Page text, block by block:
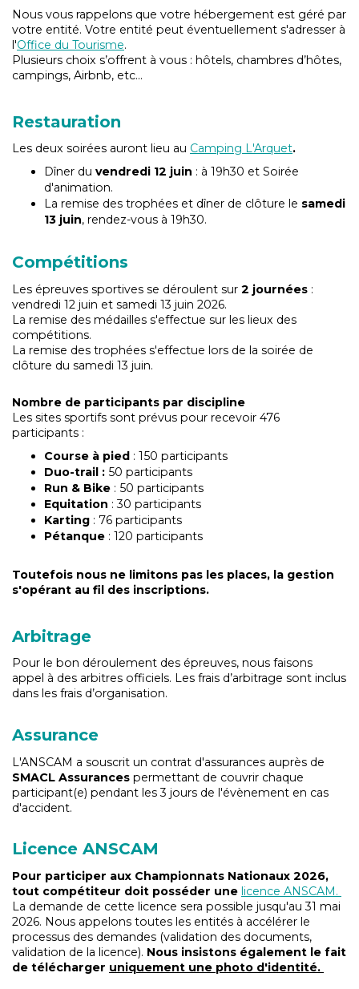
Nous vous rappelons que votre hébergement est géré par
votre entité. Votre entité peut éventuellement s'adresser à
l'Office du Tourisme.
Plusieurs choix s’offrent à vous : hôtels, chambres d’hôtes,
campings, Airbnb, etc...
Restauration
Les deux soirées auront lieu au Camping L'Arquet.
Dîner du vendredi 12 juin : à 19h30 et Soirée
d'animation.
La remise des trophées et dîner de clôture le samedi
13 juin, rendez-vous à 19h30.
Compétitions
Les épreuves sportives se déroulent sur 2 journées :
vendredi 12 juin et samedi 13 juin 2026.
La remise des médailles s'effectue sur les lieux des
compétitions.
La remise des trophées s'effectue lors de la soirée de
clôture du samedi 13 juin.
Nombre de participants par discipline
Les sites sportifs sont prévus pour recevoir 476
participants :
Course à pied : 150 participants
Duo-trail : 50 participants
Run & Bike : 50 participants
Equitation : 30 participants
Karting : 76 participants
Pétanque : 120 participants
Toutefois nous ne limitons pas les places, la gestion
s'opérant au fil des inscriptions.
Arbitrage
Pour le bon déroulement des épreuves, nous faisons
appel à des arbitres officiels. Les frais d’arbitrage sont inclus
dans les frais d’organisation.
Assurance
L'ANSCAM a souscrit un contrat d'assurances auprès de
SMACL Assurances permettant de couvrir chaque
participant(e) pendant les 3 jours de l'évènement en cas
d'accident.
Licence ANSCAM
Pour participer aux Championnats Nationaux 2026,
tout compétiteur doit posséder une licence ANSCAM.
La demande de cette licence sera possible jusqu'au 31 mai
2026. Nous appelons toutes les entités à accélérer le
processus des demandes (validation des documents,
validation de la licence). Nous insistons également le fait
de télécharger uniquement une photo d'identité.